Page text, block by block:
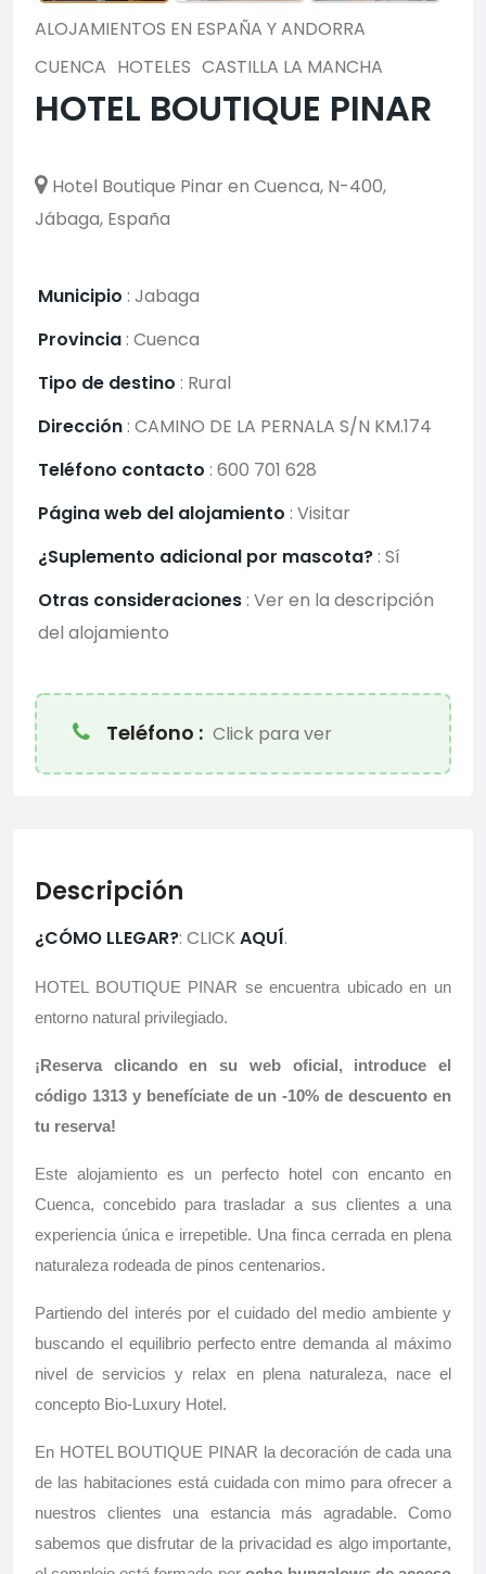
ALOJAMIENTOS EN ESPAÑA Y ANDORRA
CUENCA HOTELES CASTILLA LA MANCHA
HOTEL BOUTIQUE PINAR
Hotel Boutique Pinar en Cuenca, N-400,
Jábaga, España
Municipio : Jabaga
Provincia : Cuenca
Tipo de destino : Rural
Dirección : CAMINO DE LA PERNALA S/N KM.174
Teléfono contacto : 600 701 628
Página web del alojamiento : Visitar
¿Suplemento adicional por mascota? : Sí
Otras consideraciones : Ver en la descripción
del alojamiento
Teléfono : Click para ver
Descripción
¿CÓMO LLEGAR?: CLICKAQUÍ.
HOTEL BOUTIQUE PINAR se encuentra ubicado en un
entorno natural privilegiado.
¡Reserva clicando en su web oficial, introduce el
código 1313 y benefíciate de un -10% de descuento en
tu reserva!
Este alojamiento es un perfecto hotel con encanto en
Cuenca, concebido para trasladar a sus clientes a una
experiencia única e irrepetible. Una finca cerrada en plena
naturaleza rodeada de pinos centenarios.
Partiendo del interés por el cuidado del medio ambiente y
buscando el equilibrio perfecto entre demanda al máximo
nivel de servicios y relax en plena naturaleza, nace el
concepto Bio-Luxury Hotel.
En HOTEL BOUTIQUE PINAR la decoración de cada una
de las habitaciones está cuidada con mimo para ofrecer a
nuestros clientes una estancia más agradable. Como
sabemos que disfrutar de la privacidad es algo importante,